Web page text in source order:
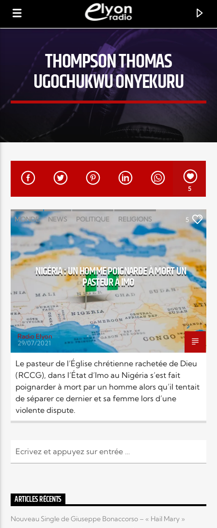
RADIO ELYON
POSITIVE ET ENCOURAGEANTE !
EN CE MOMENT
TITRE
ARTISTE
Radio Elyon
Elyon Rhema
Elyon Hits
Elyon Live
Elyon Kids
THOMPSON THOMAS
UGOCHUKWU ONYEKURU
5
MONDE NEWS POLITIQUE RELIGIONS 5
NIGÉRIA : UN HOMME POIGNARDE À MORT UN
PASTEUR À IMO
Radio Elyon
29/07/2021
Le pasteur de l’Église chrétienne rachetée de Dieu
(RCCG), dans l’État d’Imo au Nigéria s’est fait
poignarder à mort par un homme alors qu’il tentait
de séparer ce dernier et sa femme lors d’une
violente dispute.
ARTICLES RÉCENTS
Nouveau Single de Giuseppe Bonaccorso – « Hail Mary »